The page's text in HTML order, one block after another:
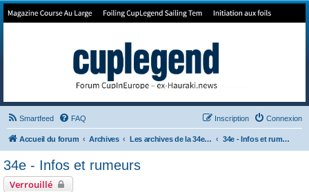
Forum de Cup In Europe
Smartfeed FAQ Connexion
Inscription
Accueil du forum Archives Les archives de la 34e America's Cup 34e - Infos et rumeurs
34e - Infos et rumeurs
Verrouillé